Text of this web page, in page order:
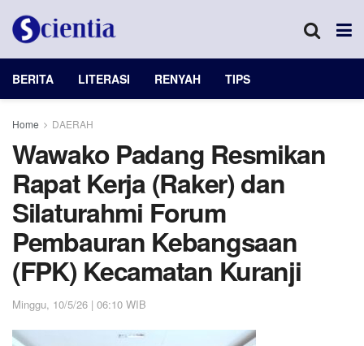
BERITA LITERASI RENYAH TIPS
Home DAERAH
Wawako Padang Resmikan
Rapat Kerja (Raker) dan
Silaturahmi Forum
Pembauran Kebangsaan
(FPK) Kecamatan Kuranji
Minggu, 10/5/26 | 06:10 WIB